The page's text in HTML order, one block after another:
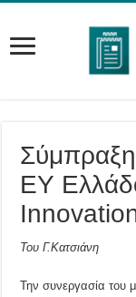
EY
Του Γ.Κατσιάνη
Την συνεργασία του